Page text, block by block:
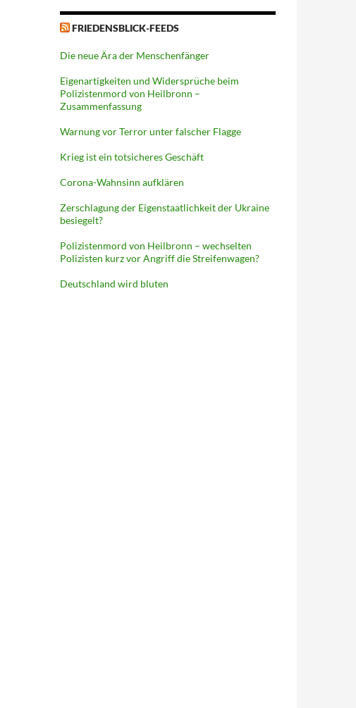
FRIEDENSBLICK-FEEDS
Die neue Ära der Menschenfänger
Eigenartigkeiten und Widersprüche beim
Polizistenmord von Heilbronn –
Zusammenfassung
Warnung vor Terror unter falscher Flagge
Krieg ist ein totsicheres Geschäft
Corona-Wahnsinn aufklären
Zerschlagung der Eigenstaatlichkeit der Ukraine
besiegelt?
Polizistenmord von Heilbronn – wechselten
Polizisten kurz vor Angriff die Streifenwagen?
Deutschland wird bluten